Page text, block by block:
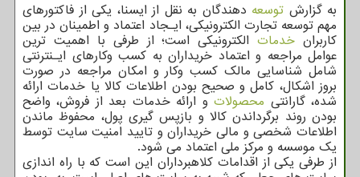
به گزارش توسعه دهندگان به نقل از ایسنا، یکی از فاکتورهای
مهم توسعه تجارت الکترونیکی، ایـجاد اعتماد و اطمینان در بین
کاربران خدماتالکترونیکی است؛ از طرفی با اهمیت ترین
عوامل مراجعه و اعتماد خریداران به کسب وکارهای ایـنترنتی
شامل شناسایی مالک کسب وکار و امکان مراجعه در صورت
بروز اشکال، کامل و صحیح بودن اطلاعات کالا یا خدمات ارائه
شده، گارانتی محصولاتو ارائه خدمات بعد از فروش، واضح
بودن روند برگرداندن کالا و بازپس گیری پول، محفوظ ماندن
اطلاعات شخصی و مالی خریداران و تایید امنیت سایت توسط
یک موسسه و مرکز ملی اعتماد می شود.
از طرفی یکی از اقدامات کلاهبرداران این است که با راه اندازی